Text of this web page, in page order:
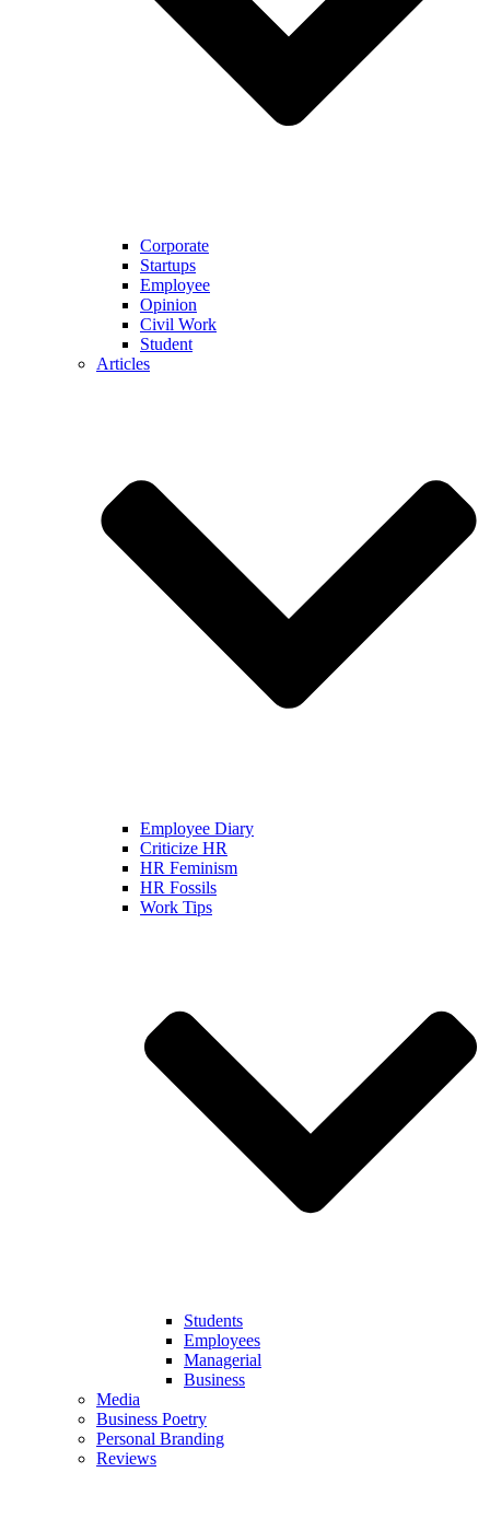
Corporate
Startups
Employee
Opinion
Civil Work
Student
Articles
Employee Diary
Criticize HR
HR Feminism
HR Fossils
Work Tips
Students
Employees
Managerial
Business
Media
Business Poetry
Personal Branding
Reviews